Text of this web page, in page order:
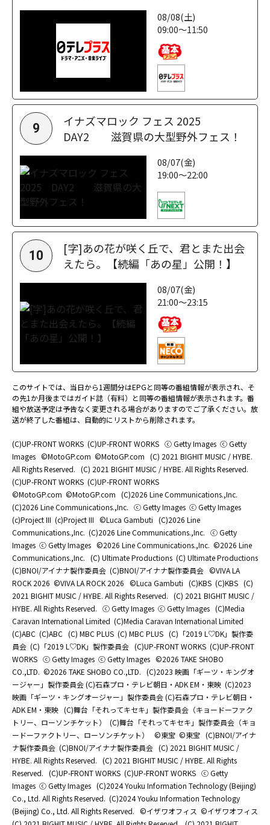
08/08(土)
09:00～11:50
9
イナズマロック フェス 2025
DAY2 滋賀県の大型野外フェス！
08/07(金)
19:00～22:00
10
[字]あの花が咲く丘で、君とまた出会
えたら。【続編「あの星」公開！】
08/07(金)
21:00～23:15
このサイトでは、当日から1週間分はEPGと同等の番組情報が表示され、そ
の先1か月後まではガイド誌（有料）と同等の番組情報が表示されます。番
組や放送予定は予告なく変更される場合がありますのでご了承ください。放
送が終了した番組は、自動的にリストから削除されます。
(C)UP-FRONT WORKS (C)UP-FRONT WORKS ⓒ Getty Images ⓒ Getty
Images ©MotoGP.com ©MotoGP.com (C) 2021 BIGHIT MUSIC / HYBE.
All Rights Reserved. (C) 2021 BIGHIT MUSIC / HYBE. All Rights Reserved.
(C)UP-FRONT WORKS (C)UP-FRONT WORKS
©MotoGP.com ©MotoGP.com (C)2026 Line Communications.,Inc.
(C)2026 Line Communications.,Inc. ⓒ Getty Images ⓒ Getty Images
(c)Project III (c)Project III ©Luca Gambuti (C)2026 Line
Communications.,Inc. (C)2026 Line Communications.,Inc. ⓒ Getty
Images ⓒ Getty Images ©2026 Line Communications.,Inc. ©2026 Line
Communications.,Inc. (C) Ultimate Productions (C) Ultimate Productions
(C)BNOI/アイナナ製作委員会 (C)BNOI/アイナナ製作委員会 ©️VIVA LA
ROCK 2026 ©️VIVA LA ROCK 2026 ©Luca Gambuti (C)KBS (C)KBS (C)
2021 BIGHIT MUSIC / HYBE. All Rights Reserved. (C) 2021 BIGHIT MUSIC /
HYBE. All Rights Reserved. ⓒ Getty Images ⓒ Getty Images (C)Media
Caravan International Limited (C)Media Caravan International Limited
(C)ABC (C)ABC (C) MBC PLUS (C) MBC PLUS (C)「2019 L♡DK」製作委
員会 (C)「2019 L♡DK」製作委員会 (C)UP-FRONT WORKS (C)UP-FRONT
WORKS ⓒ Getty Images ⓒ Getty Images ©2026 TAKE SHOBO
CO.,LTD. ©2026 TAKE SHOBO CO.,LTD. (C)2023 映画「ギーツ・キングオ
ージャー」製作委員会 (C)石森プロ・テレビ朝日・ADK EM・東映 (C)2023
映画「ギーツ・キングオージャー」製作委員会 (C)石森プロ・テレビ朝日・
ADK EM・東映 (C)舞台「それってキセキ」製作委員会（キョードーファク
トリー、ローソンチケット）
(C)舞台「それってキセキ」製作委員会（キョ
ードーファクトリー、ローソンチケット）
©東宝 ©東宝 (C)BNOI/アイナ
ナ製作委員会 (C)BNOI/アイナナ製作委員会 (C) 2021 BIGHIT MUSIC /
HYBE. All Rights Reserved. (C) 2021 BIGHIT MUSIC / HYBE. All Rights
Reserved. (C)UP-FRONT WORKS (C)UP-FRONT WORKS ⓒ Getty
Images ⓒ Getty Images (C)2024 Youku Information Technology (Beijing)
Co., Ltd. All Rights Reserved. (C)2024 Youku Information Technology
(Beijing) Co., Ltd. All Rights Reserved. ©イザワオフィス ©イザワオフィス